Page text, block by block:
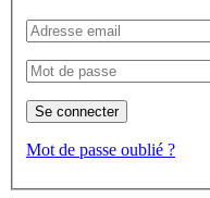
Se connecter
Mot de passe oublié ?